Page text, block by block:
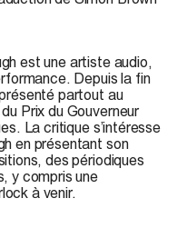
est une artiste audio,
Depuis la fin
partout au
Prix du Gouverneur
La critique s’intéresse
en présentant son
des périodiques
y compris une
à venir.